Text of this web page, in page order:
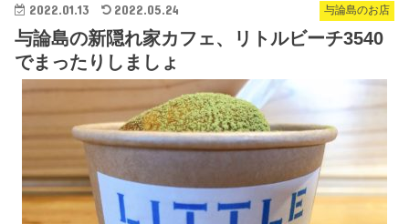
与論島のお店
2022.01.13 2022.05.24
与論島の新隠れ家カフェ、リトルビーチ3540
でまったりしましょ